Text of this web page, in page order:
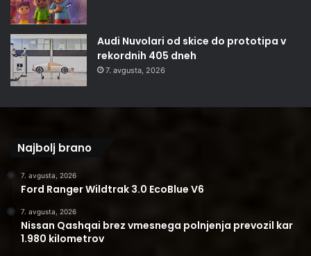
Audi Nuvolari od skice do prototipa v
rekordnih 405 dneh
7. avgusta, 2026
Najbolj brano
7. avgusta, 2026
Ford Ranger Wildtrak 3.0 EcoBlue V6
7. avgusta, 2026
Nissan Qashqai brez vmesnega polnjenja prevozil kar
1.980 kilometrov